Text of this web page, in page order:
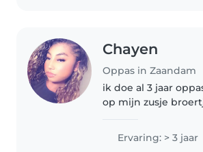
Chayen
Oppas in Zaandam
ik doe al 3 jaar
op mijn zusje
houden en ben
gezellige meid ik
Ervaring: > 3 jaar